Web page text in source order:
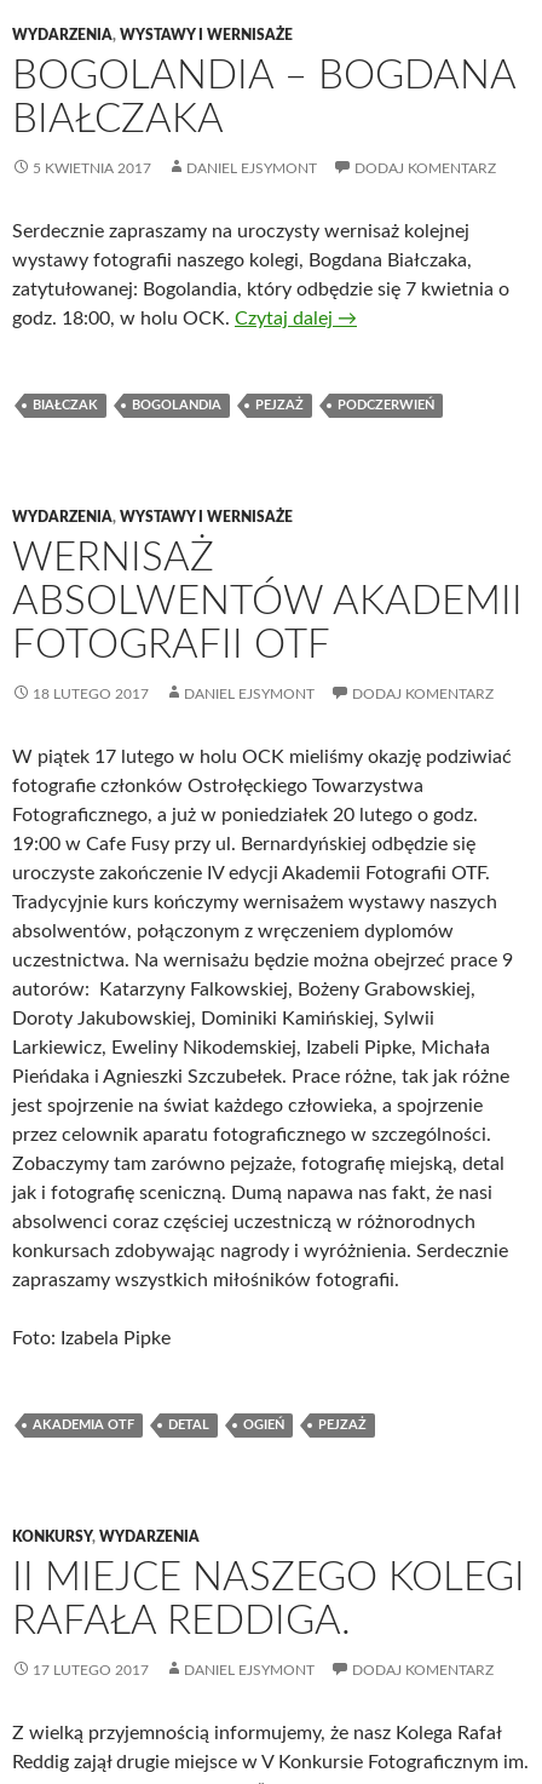
WYDARZENIA, WYSTAWY I WERNISAŻE
BOGOLANDIA – BOGDANA
BIAŁCZAKA
5 KWIETNIA 2017 DANIEL EJSYMONT DODAJ KOMENTARZ
Serdecznie zapraszamy na uroczysty wernisaż kolejnej
wystawy fotografii naszego kolegi, Bogdana Białczaka,
zatytułowanej: Bogolandia, który odbędzie się 7 kwietnia o
godz. 18:00, w holu OCK. Czytaj dalej →
BIAŁCZAK BOGOLANDIA PEJZAŻ PODCZERWIEŃ
WYDARZENIA, WYSTAWY I WERNISAŻE
WERNISAŻ
ABSOLWENTÓW AKADEMII
FOTOGRAFII OTF
18 LUTEGO 2017 DANIEL EJSYMONT DODAJ KOMENTARZ
W piątek 17 lutego w holu OCK mieliśmy okazję podziwiać
fotografie członków Ostrołęckiego Towarzystwa
Fotograficznego, a już w poniedziałek 20 lutego o godz.
19:00 w Cafe Fusy przy ul. Bernardyńskiej odbędzie się
uroczyste zakończenie IV edycji Akademii Fotografii OTF.
Tradycyjnie kurs kończymy wernisażem wystawy naszych
absolwentów, połączonym z wręczeniem dyplomów
uczestnictwa. Na wernisażu będzie można obejrzeć prace 9
autorów: Katarzyny Falkowskiej, Bożeny Grabowskiej,
Doroty Jakubowskiej, Dominiki Kamińskiej, Sylwii
Larkiewicz, Eweliny Nikodemskiej, Izabeli Pipke, Michała
Pieńdaka i Agnieszki Szczubełek. Prace różne, tak jak różne
jest spojrzenie na świat każdego człowieka, a spojrzenie
przez celownik aparatu fotograficznego w szczególności.
Zobaczymy tam zarówno pejzaże, fotografię miejską, detal
jak i fotografię sceniczną. Dumą napawa nas fakt, że nasi
absolwenci coraz częściej uczestniczą w różnorodnych
konkursach zdobywając nagrody i wyróżnienia. Serdecznie
zapraszamy wszystkich miłośników fotografii.
Foto: Izabela Pipke
AKADEMIA OTF DETAL OGIEŃ PEJZAŻ
KONKURSY, WYDARZENIA
II MIEJCE NASZEGO KOLEGI
RAFAŁA REDDIGA.
17 LUTEGO 2017 DANIEL EJSYMONT DODAJ KOMENTARZ
Z wielką przyjemnością informujemy, że nasz Kolega Rafał
Reddig zajął drugie miejsce w V Konkursie Fotograficznym im.